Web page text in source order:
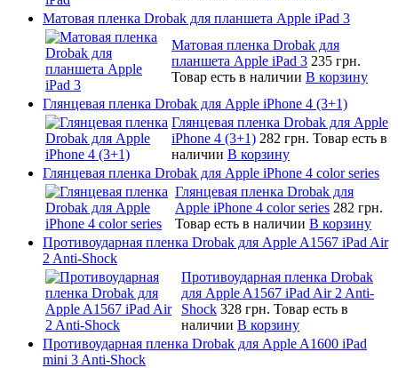
Матовая пленка Drobak для планшета Apple iPad 3
Матовая пленка Drobak для
планшета Apple iPad 3 235 грн.
Товар есть в наличии В корзину
Глянцевая пленка Drobak для Apple iPhone 4 (3+1)
Глянцевая пленка Drobak для Apple
iPhone 4 (3+1) 282 грн. Товар есть в
наличии В корзину
Глянцевая пленка Drobak для Apple iPhone 4 color series
Глянцевая пленка Drobak для
Apple iPhone 4 color series 282 грн.
Товар есть в наличии В корзину
Противоударная пленка Drobak для Apple A1567 iPad Air
2 Anti-Shock
Противоударная пленка Drobak
для Apple A1567 iPad Air 2 Anti-
Shock 328 грн. Товар есть в
наличии В корзину
Противоударная пленка Drobak для Apple A1600 iPad
mini 3 Anti-Shock